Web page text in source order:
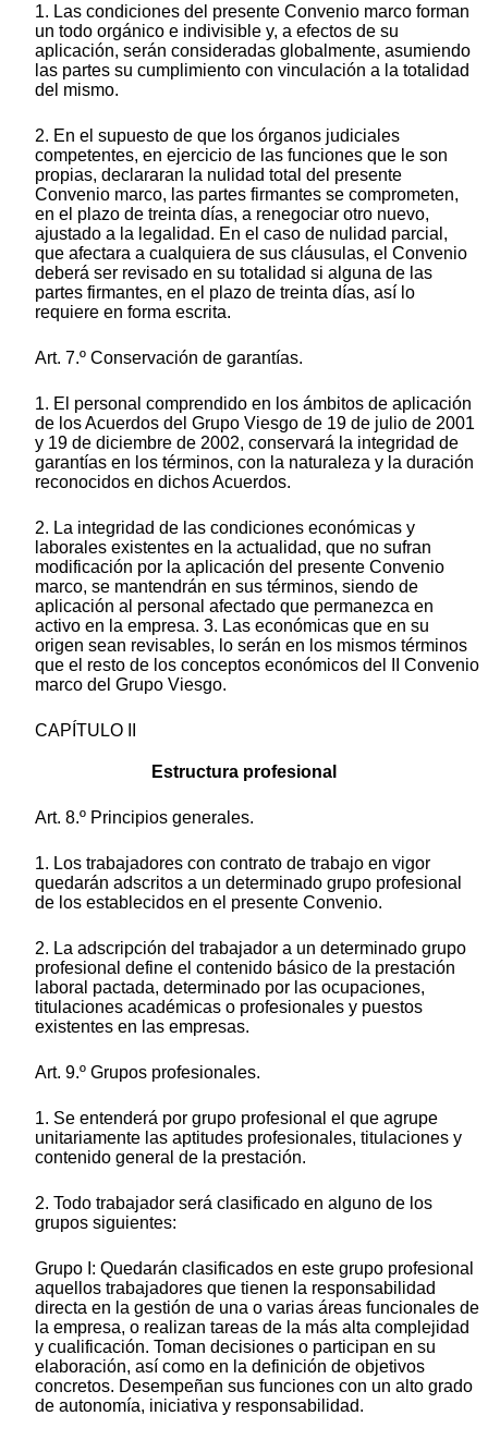
1. Las condiciones del presente Convenio marco forman
un todo orgánico e indivisible y, a efectos de su
aplicación, serán consideradas globalmente, asumiendo
las partes su cumplimiento con vinculación a la totalidad
del mismo.
2. En el supuesto de que los órganos judiciales
competentes, en ejercicio de las funciones que le son
propias, declararan la nulidad total del presente
Convenio marco, las partes firmantes se comprometen,
en el plazo de treinta días, a renegociar otro nuevo,
ajustado a la legalidad. En el caso de nulidad parcial,
que afectara a cualquiera de sus cláusulas, el Convenio
deberá ser revisado en su totalidad si alguna de las
partes firmantes, en el plazo de treinta días, así lo
requiere en forma escrita.
Art. 7.º Conservación de garantías.
1. El personal comprendido en los ámbitos de aplicación
de los Acuerdos del Grupo Viesgo de 19 de julio de 2001
y 19 de diciembre de 2002, conservará la integridad de
garantías en los términos, con la naturaleza y la duración
reconocidos en dichos Acuerdos.
2. La integridad de las condiciones económicas y
laborales existentes en la actualidad, que no sufran
modificación por la aplicación del presente Convenio
marco, se mantendrán en sus términos, siendo de
aplicación al personal afectado que permanezca en
activo en la empresa. 3. Las económicas que en su
origen sean revisables, lo serán en los mismos términos
que el resto de los conceptos económicos del II Convenio
marco del Grupo Viesgo.
CAPÍTULO II
Estructura profesional
Art. 8.º Principios generales.
1. Los trabajadores con contrato de trabajo en vigor
quedarán adscritos a un determinado grupo profesional
de los establecidos en el presente Convenio.
2. La adscripción del trabajador a un determinado grupo
profesional define el contenido básico de la prestación
laboral pactada, determinado por las ocupaciones,
titulaciones académicas o profesionales y puestos
existentes en las empresas.
Art. 9.º Grupos profesionales.
1. Se entenderá por grupo profesional el que agrupe
unitariamente las aptitudes profesionales, titulaciones y
contenido general de la prestación.
2. Todo trabajador será clasificado en alguno de los
grupos siguientes:
Grupo I: Quedarán clasificados en este grupo profesional
aquellos trabajadores que tienen la responsabilidad
directa en la gestión de una o varias áreas funcionales de
la empresa, o realizan tareas de la más alta complejidad
y cualificación. Toman decisiones o participan en su
elaboración, así como en la definición de objetivos
concretos. Desempeñan sus funciones con un alto grado
de autonomía, iniciativa y responsabilidad.